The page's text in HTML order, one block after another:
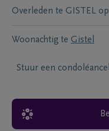
Overleden te GISTEL op
Woonachtig te Gistel
Stuur een